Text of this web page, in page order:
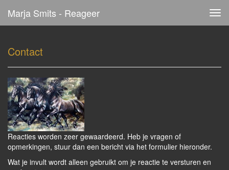
Marja Smits - Reageer
Contact
Reacties worden zeer gewaardeerd. Heb je vragen of
opmerkingen, stuur dan een bericht via het formulier hieronder.
Wat je invult wordt alleen gebruikt om je reactie te versturen en